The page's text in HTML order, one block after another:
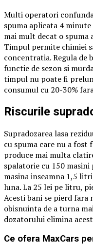
Multi operatori
spuma aplicata 4
mai mult decat o spuma
Timpul permite chimiei
concentratia. Regula de
functie de sezon si
timpul nu poate fi
consumul cu 20-30%
Riscurile
Supradozarea lasa
cu spuma care nu a fost
produce mai multa
spalatorie cu 150 masini
masina inseamna 1,5
luna. La 25 lei pe litru,
Acesti bani se pierd fara
obisnuinta de a turna
dozatorului elimina
Ce ofera MaxCars